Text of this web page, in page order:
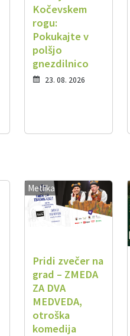
Kočevskem
rogu:
Pokukajte v
polšjo
gnezdilnico
23. 08. 2026
Metlika
Pridi zvečer na
grad – ZMEDA
ZA DVA
MEDVEDA,
otroška
komedija